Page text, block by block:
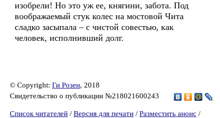
изобрели! Но это уж ее, княгини, забота. Под
воображаемый стук колес на мостовой Чита
сладко засыпала – с чистой совестью, как
человек, исполнивший долг.
© Copyright: Ги Розен, 2018
Свидетельство о публикации №218021600243
Список читателей / Версия для печати / Разместить анонс /